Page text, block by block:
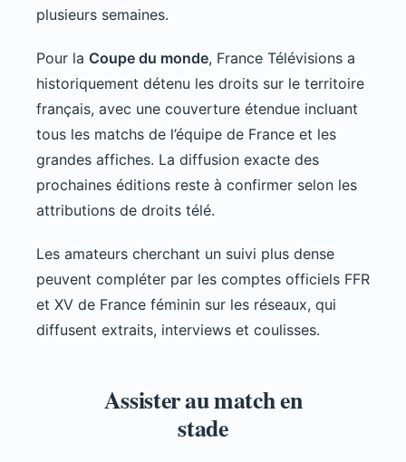
plusieurs semaines.
Pour la Coupe du monde, France Télévisions a
historiquement détenu les droits sur le territoire
français, avec une couverture étendue incluant
tous les matchs de l’équipe de France et les
grandes affiches. La diffusion exacte des
prochaines éditions reste à confirmer selon les
attributions de droits télé.
Les amateurs cherchant un suivi plus dense
peuvent compléter par les comptes officiels FFR
et XV de France féminin sur les réseaux, qui
diffusent extraits, interviews et coulisses.
Assister au match en
stade